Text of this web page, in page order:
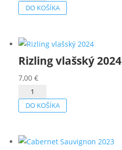
Tramín
DO KOŠÍKA
Rizling vlašský 2024
7,00€
množstvo
Rizling
DO KOŠÍKA